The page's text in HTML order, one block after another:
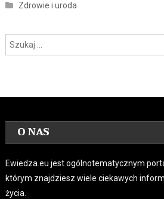
Zdrowie i uroda
O NAS
Ewiedza.eu jest ogólnotematycznym
którym znajdziesz wiele ciekawych
życia.